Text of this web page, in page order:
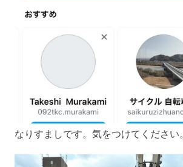
なりすましです。気をつけてください。